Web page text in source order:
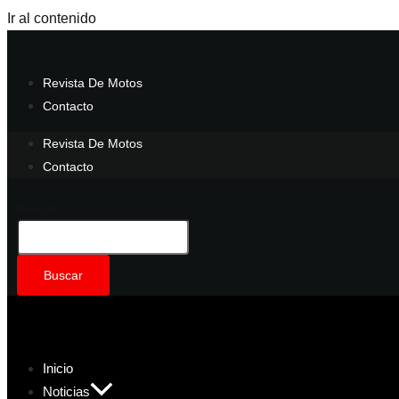
Ir al contenido
Revista De Motos
Contacto
Revista De Motos
Contacto
Buscar
Inicio
Noticias